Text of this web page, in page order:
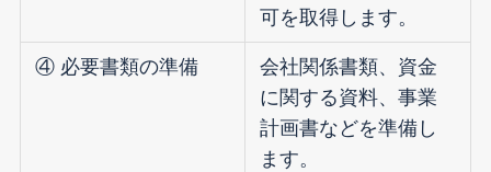
可を取得します。
④ 必要書類の準備
会社関係書類、資金
に関する資料、事業
計画書などを準備し
ます。